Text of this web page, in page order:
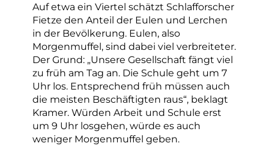
Auf etwa ein Viertel schätzt Schlafforscher
Fietze den Anteil der Eulen und Lerchen
in der Bevölkerung. Eulen, also
Morgenmuffel, sind dabei viel verbreiteter.
Der Grund: „Unsere Gesellschaft fängt viel
zu früh am Tag an. Die Schule geht um 7
Uhr los. Entsprechend früh müssen auch
die meisten Beschäftigten raus“, beklagt
Kramer. Würden Arbeit und Schule erst
um 9 Uhr losgehen, würde es auch
weniger Morgenmuffel geben.